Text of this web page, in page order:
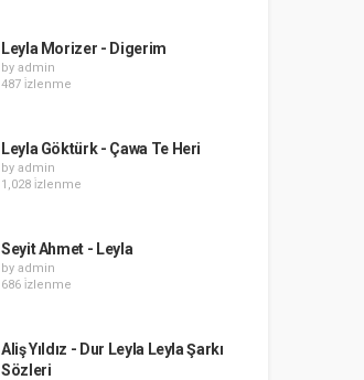
Leyla Morizer - Digerim
by admin
487 i̇zlenme
Leyla Göktürk - Çawa Te Heri
by admin
1,028 i̇zlenme
Seyit Ahmet - Leyla
by admin
686 i̇zlenme
Aliş Yıldız - Dur Leyla Leyla Şarkı
Sözleri